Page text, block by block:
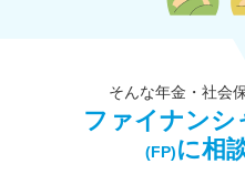
そんな年金・社会
ファイナンシ
(FP)に相